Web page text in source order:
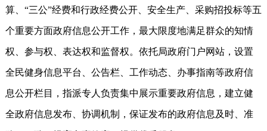
算、“三公”经费和行政经费公开、安全生产、采购招投标等五
个重要方面政府信息公开工作，最大限度地满足群众的知情
权、参与权、表达权和监督权。依托局政府门户网站，设置
全民健身信息平台、公告栏、工作动态、办事指南等政府信
息公开栏目，指派专人负责集中展示重要政府信息，建立健
全政府信息发布、协调机制，保证发布的政府信息及时、准